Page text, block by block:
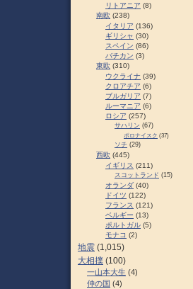
リトアニア (8)
南欧 (238)
イタリア (136)
ギリシャ (30)
スペイン (86)
バチカン (3)
東欧 (310)
ウクライナ (39)
クロアチア (6)
ブルガリア (7)
ルーマニア (6)
ロシア (257)
サハリン (67)
ポロナイスク (37)
ソチ (29)
西欧 (445)
イギリス (211)
スコットランド (15)
オランダ (40)
ドイツ (122)
フランス (121)
ベルギー (13)
ポルトガル (5)
モナコ (2)
地震 (1,015)
大相撲 (100)
一山本大生 (4)
仲の国 (4)